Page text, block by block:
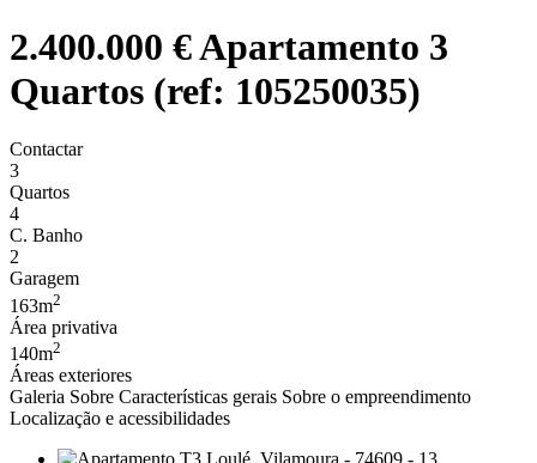
2.400.000 €Apartamento 3
Quartos (ref: 105250035)
Contactar
3
Quartos
4
C. Banho
2
Garagem
163m2
Área privativa
140m2
Áreas exteriores
Galeria Sobre Características gerais Sobre o empreendimento
Localização e acessibilidades